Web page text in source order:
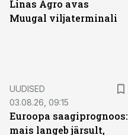
Linas Agro avas
Muugal viljaterminali
UUDISED
03.08.26, 09:15
Euroopa saagiprognoos:
mais langeb järsult,